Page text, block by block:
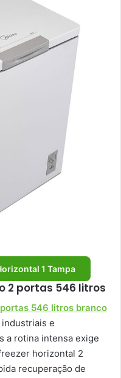
1 Tampa
2 portas 546 litros
546 litros branco
e
a rotina intensa exige
horizontal 2
recuperação de